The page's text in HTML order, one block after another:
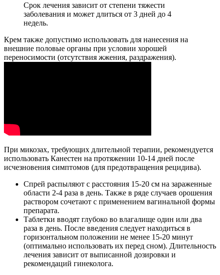
Срок лечения зависит от степени тяжести
заболевания и может длиться от 3 дней до 4
недель.
Крем также допустимо использовать для нанесения на
внешние половые органы при условии хорошей
переносимости (отсутствия жжения, раздражения).
При микозах, требующих длительной терапии, рекомендуется
использовать Канестен на протяжении 10-14 дней после
исчезновения симптомов (для предотвращения рецидива).
Спрей распыляют с расстояния 15-20 см на зараженные
области 2-4 раза в день. Также в ряде случаев орошения
раствором сочетают с применением вагинальной формы
препарата.
Таблетки вводят глубоко во влагалище один или два
раза в день. После введения следует находиться в
горизонтальном положении не менее 15-20 минут
(оптимально использовать их перед сном). Длительность
лечения зависит от выписанной дозировки и
рекомендаций гинеколога.